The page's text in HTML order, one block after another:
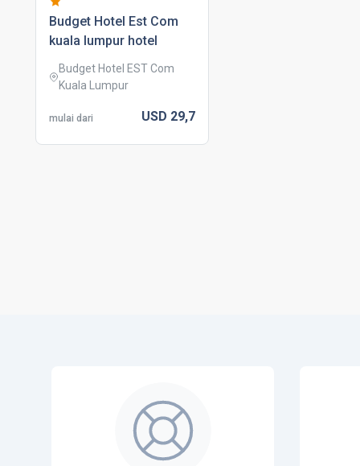
budget hotel est com
kuala lumpur hotel
Budget Hotel EST Com
Kuala Lumpur
mulai dari USD 29,7